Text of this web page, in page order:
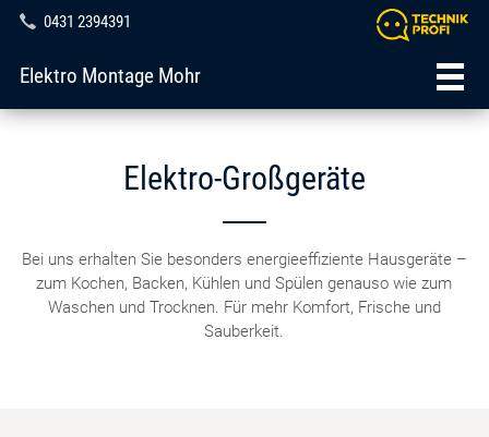
0431 2394391
Elektro Montage Mohr
Elektro-Großgeräte
Bei uns erhalten Sie besonders energieeffiziente Hausgeräte –
zum Kochen, Backen, Kühlen und Spülen genauso wie zum
Waschen und Trocknen. Für mehr Komfort, Frische und
Sauberkeit.